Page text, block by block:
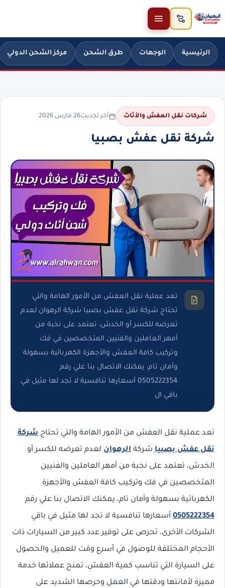
تخطَّ إلى المحتوى
الرئيسية الوجهات طرق الشحن مركز الشحن الدولي
شركات نقل العفش والأثاث آخر تحديث26 مارس 2026
شركة نقل عفش بصبيا
تعد عملية نقل العفش من الأمور الهامة والتي
تحتاج شركة نقل عفش بصبيا شركة الرهوان لعدم
تعرضه للكسر أو الخدش، تعتمد على نخبة من
أمهر العاملين والفنيين المتخصصين في فك
وتركيب كافة العفش والأجهزة الكهربائية بسهولة
وأمان تام، يمكنك الاتصال بنا علي رقم
0505222354 أسعارها تنافسية لا تجد لها مثيل في
باقي ال
تعد عملية نقل العفش من الأمور الهامة والتي تحتاج شركة
نقل عفش بصبيا شركة الرهوان لعدم تعرضه للكسر أو
الخدش، تعتمد على نخبة من أمهر العاملين والفنيين
المتخصصين في فك وتركيب كافة العفش والأجهزة
الكهربائية بسهولة وأمان تام، يمكنك الاتصال بنا علي رقم
0505222354 أسعارها تنافسية لا تجد لها مثيل في باقي
الشركات الأخرى، تحرص على توفير عدد كبير من السيارات ذات
الأحجام المختلفة للوصول في أسرع وقت للعميل والحصول
على السيارة التي تناسب كمية العفش، تمنح عملائها خدمة
مميزة لأمانتها ودقتها في العمل وحرصها الشديد على